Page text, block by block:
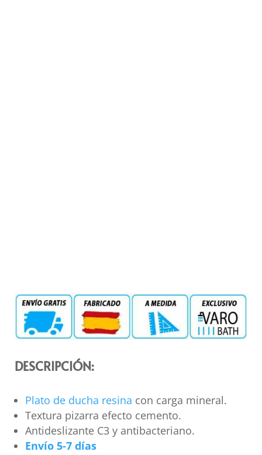
DESCRIPCIÓN:
Plato de ducha resina con carga mineral.
Textura pizarra efecto cemento.
Antideslizante C3 y antibacteriano.
Envío 5-7 días